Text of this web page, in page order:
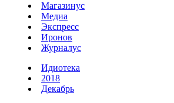
Магазинус
Медиа
Экспресс
Иронов
Журналус
Идиотека
2018
Декабрь